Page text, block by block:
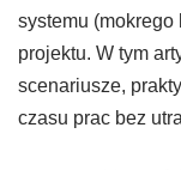
systemu
projektu. W tym
scenariusze,
czasu prac bez